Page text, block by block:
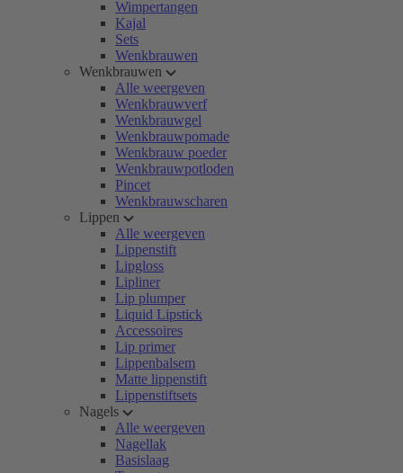
Wimpertangen
Kajal
Sets
Wenkbrauwen
Wenkbrauwen
Alle weergeven
Wenkbrauwverf
Wenkbrauwgel
Wenkbrauwpomade
Wenkbrauw poeder
Wenkbrauwpotloden
Pincet
Wenkbrauwscharen
Lippen
Alle weergeven
Lippenstift
Lipgloss
Lipliner
Lip plumper
Liquid Lipstick
Accessoires
Lip primer
Lippenbalsem
Matte lippenstift
Lippenstiftsets
Nagels
Alle weergeven
Nagellak
Basislaag